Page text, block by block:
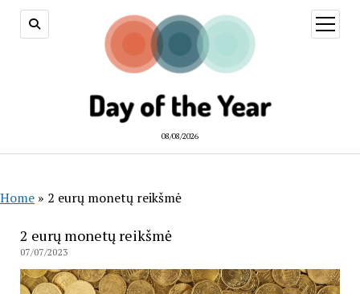
08/08/2026
open
menu
Home » 2 eurų monetų reikšmė
2 eurų monetų reikšmė
07/07/2023